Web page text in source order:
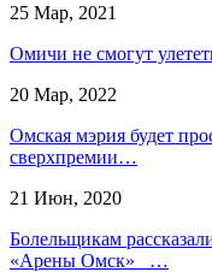
25 Мар, 2021
Омичи не смогут
20 Мар, 2022
Омская мэрия будет
сверхпремии…
21 Июн, 2020
Болельщикам
«Арены Омск» …